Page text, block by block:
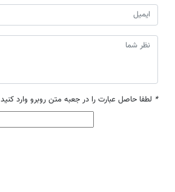
* لطفا حاصل عبارت را در جعبه متن روبرو وارد کنید